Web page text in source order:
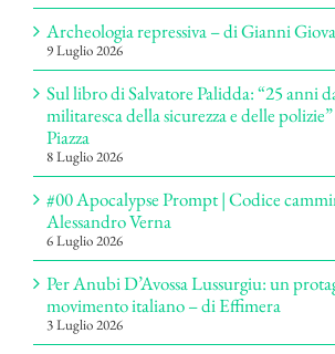
Archeologia repressiva – di Gianni
9 Luglio 2026
Sul libro di Salvatore Palidda: “25 anni
militaresca della sicurezza e delle
Piazza
8 Luglio 2026
#00 Apocalypse Prompt | Codice
Alessandro Verna
6 Luglio 2026
Per Anubi D’Avossa Lussurgiu: un
movimento italiano – di Effimera
3 Luglio 2026